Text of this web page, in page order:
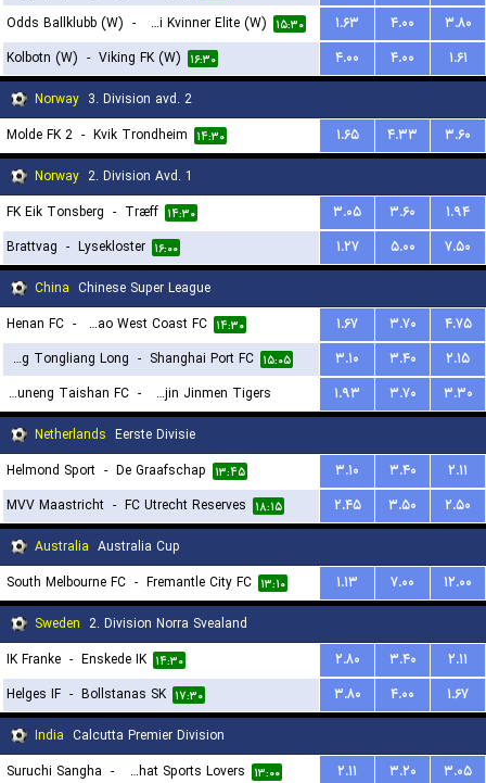
Odds Ballklubb (W) - Grei Kvinner Elite (W) ۱۵:۳۰ ۱.۶۳ ۴.۰۰
۳.۸۰
Kolbotn (W) - Viking FK (W) ۱۶:۳۰ ۴.۰۰ ۴.۰۰
۱.۶۱
Norway 3. Division avd. 2
Molde FK 2 - Kvik Trondheim ۱۴:۳۰ ۱.۶۵ ۴.۳۳
۳.۶۰
Norway 2. Division Avd. 1
FK Eik Tonsberg - Træff ۱۴:۳۰ ۳.۰۵ ۳.۶۰
۱.۹۴
Brattvag - Lysekloster ۱۶:۰۰ ۱.۲۷ ۵.۰۰
۷.۵۰
China Chinese Super League
Henan FC - Qingdao West Coast FC ۱۴:۳۰ ۱.۶۷ ۳.۷۰
۴.۷۵
Chongqing Tongliang Long
- Shanghai Port FC ۱۵:۰۵ ۳.۱۰ ۳.۴۰
۲.۱۵
Shandong Luneng Taishan FC
- Tianjin Jinmen Tigers
۱۵:۳۰
۱.۹۳ ۳.۷۰
۳.۳۰
Netherlands Eerste Divisie
Helmond Sport - De Graafschap ۱۳:۴۵ ۳.۱۰ ۳.۴۰
۲.۱۱
MVV Maastricht - FC Utrecht Reserves ۱۸:۱۵ ۲.۴۵ ۳.۵۰
۲.۵۰
Australia Australia Cup
South Melbourne FC - Fremantle City FC ۱۳:۱۰ ۱.۱۳ ۷.۰۰
۱۲.۰۰
Sweden 2. Division Norra Svealand
IK Franke - Enskede IK ۱۴:۳۰ ۲.۸۰ ۳.۴۰
۲.۱۱
Helges IF - Bollstanas SK ۱۷:۳۰ ۳.۸۰ ۴.۰۰
۱.۶۷
India Calcutta Premier Division
Suruchi Sangha - Kalighat Sports Lovers ۱۳:۰۰ ۲.۱۱ ۳.۲۰
۳.۰۵